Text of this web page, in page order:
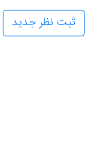
ثبت نظر جدید